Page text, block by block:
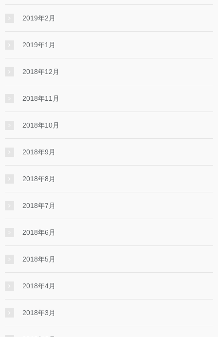
2019年2月
2019年1月
2018年12月
2018年11月
2018年10月
2018年9月
2018年8月
2018年7月
2018年6月
2018年5月
2018年4月
2018年3月